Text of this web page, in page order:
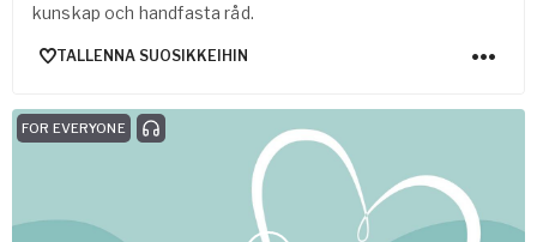
kunskap och handfasta råd.
TALLENNA SUOSIKKEIHIN
FOR EVERYONE